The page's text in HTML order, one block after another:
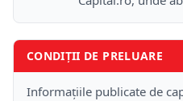
CONDIȚII DE PRELUARE
Informațiile publicate de